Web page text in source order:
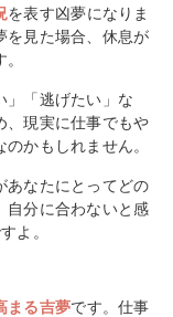
を表す凶夢になりま
を見た場合、休息が
」「逃げたい」な
、現実に仕事でもや
かもしれません。
あなたにとってどの
自分に合わないと感
よ。
まる吉夢です。仕事